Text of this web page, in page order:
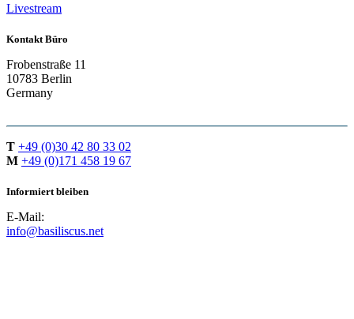
Livestream
Kontakt Büro
Frobenstraße 11
10783 Berlin
Germany
T +49 (0)30 42 80 33 02
M +49 (0)171 458 19 67
Informiert bleiben
E-Mail:
info@basiliscus.net